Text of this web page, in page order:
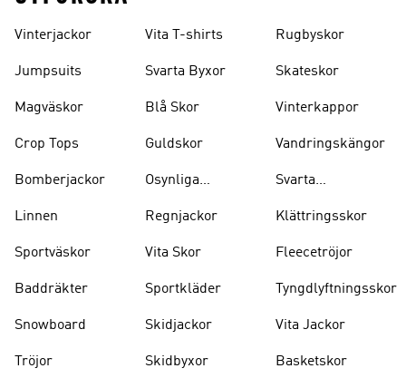
Vinterjackor
Jumpsuits
Magväskor
Crop Tops
Bomberjackor
Linnen
Sportväskor
Baddräkter
Snowboard
Tröjor
Vita T-shirts
Svarta Byxor
Blå Skor
Guldskor
Osynliga
Regnjackor
Vita Skor
Sportkläder
Skidjackor
Skidbyxor
Rugbyskor
Skateskor
Vinterkappor
Vandringskängor
Svarta
Klättringsskor
Fleecetröjor
Tyngdlyftningsskor
Vita Jackor
Basketskor